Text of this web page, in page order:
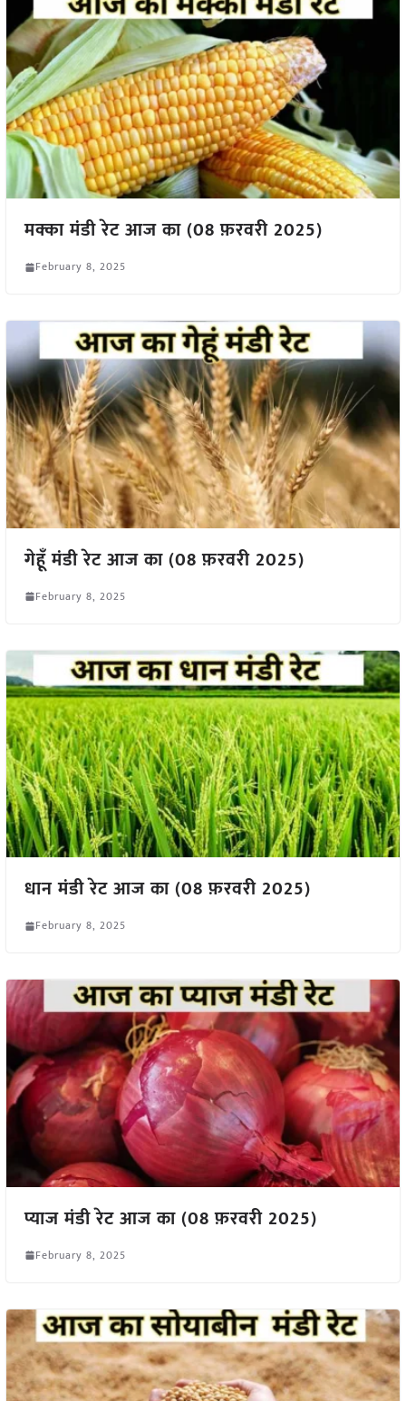
मक्का मंडी रेट आज का (08 फ़रवरी 2025)
February 8, 2025
गेहूँ मंडी रेट आज का (08 फ़रवरी 2025)
February 8, 2025
धान मंडी रेट आज का (08 फ़रवरी 2025)
February 8, 2025
प्याज मंडी रेट आज का (08 फ़रवरी 2025)
February 8, 2025